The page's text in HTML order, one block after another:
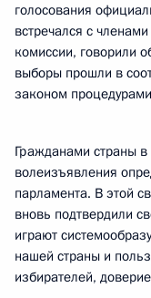
голосования
встречался с
комиссии, говорили
выборы прошли в
законом
Гражданами страны в
волеизъявления
парламента. В этой
вновь подтвердили
играют
нашей страны и
избирателей,